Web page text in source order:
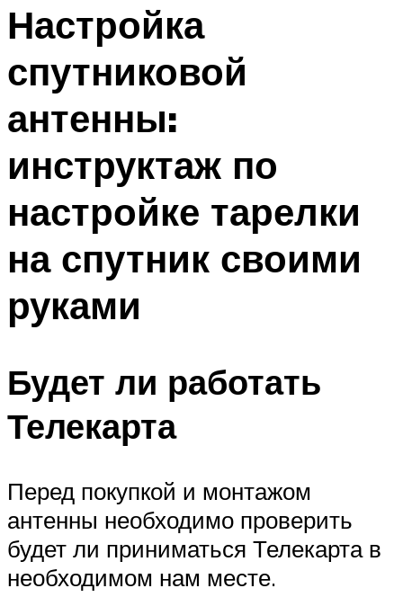
Настройка
спутниковой
антенны:
инструктаж по
настройке тарелки
на спутник своими
руками
Будет ли работать
Телекарта
Перед покупкой и монтажом
антенны необходимо проверить
будет ли приниматься Телекарта в
необходимом нам месте.